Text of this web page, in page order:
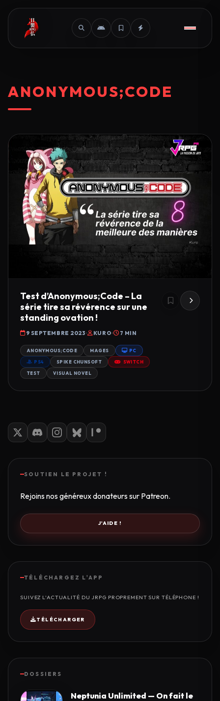
ANONYMOUS;CODE
Test d’Anonymous;Code – La
série tire sa révérence sur une
standing ovation !
9 SEPTEMBRE 2023 KURO 7 MIN
ANONYMOUS;CODE MAGES PC
PS4 SPIKE CHUNSOFT SWITCH
TEST VISUAL NOVEL
SOUTIEN LE PROJET !
Rejoins nos généreux donateurs sur Patreon.
J'AIDE !
TÉLÉCHARGEZ L'APP
SUIVEZ L'ACTUALITÉ DU JRPG PROPREMENT SUR TÉLÉPHONE !
TÉLÉCHARGER
DOSSIERS
Neptunia Unlimited — On fait le